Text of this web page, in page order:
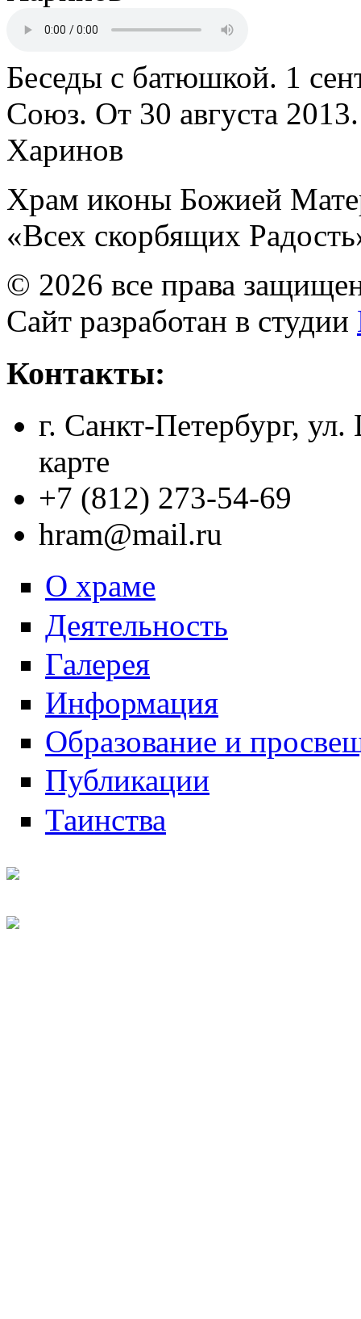
Беседы с батюшкой. 1
Союз. От 30 августа
Харинов
Храм иконы Божией
«Всех скорбящих
© 2026 все права
Сайт разработан в студии
Контакты:
г. Санкт-Петербург,
карте
+7 (812) 273-54-69
hram@mail.ru
О храме
Деятельность
Галерея
Информация
Образование и
Публикации
Таинства